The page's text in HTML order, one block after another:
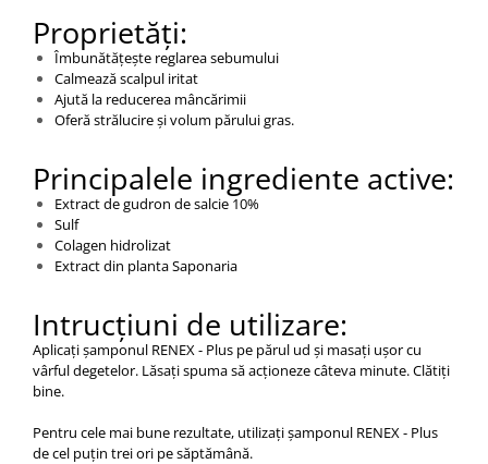
Proprietăți:
Îmbunătățește reglarea sebumului
Calmează scalpul iritat
Ajută la reducerea mâncărimii
Oferă strălucire și volum părului gras.
Principalele ingrediente active:
Extract de gudron de salcie 10%
Sulf
Colagen hidrolizat
Extract din planta Saponaria
Intrucțiuni de utilizare:
Aplicați șamponul RENEX - Plus pe părul ud și masați ușor cu
vârful degetelor. Lăsați spuma să acționeze câteva minute. Clătiți
bine.
Pentru cele mai bune rezultate, utilizați șamponul RENEX - Plus
de cel puțin trei ori pe săptămână.